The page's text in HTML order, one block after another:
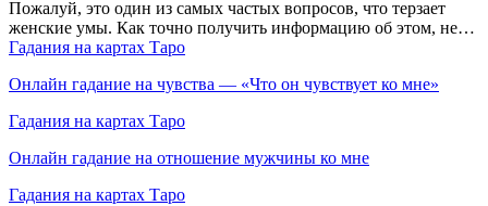
Пожалуй, это один из самых частых вопросов, что терзает
женские умы. Как точно получить информацию об этом, не…
Гадания на картах Таро
Онлайн гадание на чувства — «Что он чувствует ко мне»
Гадания на картах Таро
Онлайн гадание на отношение мужчины ко мне
Гадания на картах Таро